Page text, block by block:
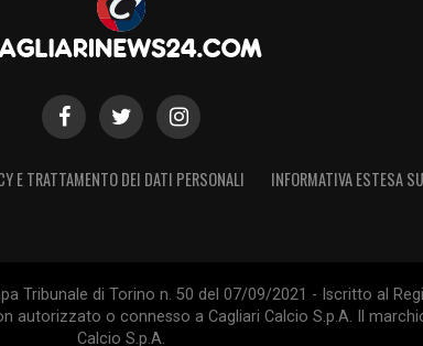
E TRATTAMENTO DEI DATI PERSONALI INFORMATIVA ESTESA
Tribunale di Torino n. 50 del 07/09/2021 - Iscritto al
autorizzato o connesso a Cagliari Calcio S.p.A. Il
Calcio S.p.A.